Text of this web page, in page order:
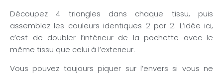
Découpez 4 triangles dans chaque tissu, puis
assemblez les couleurs identiques 2 par 2. L’idée ici,
c’est de doubler l’intérieur de la pochette avec le
même tissu que celui à l’exterieur.
Vous pouvez toujours piquer sur l’envers si vous ne